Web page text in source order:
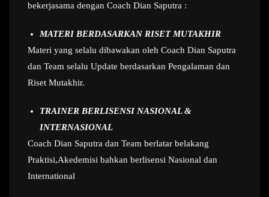
bekerjasama dengan Coach Dian Saputra :
MATERI BERDASARKAN RISET MUTAKHIR
Materi yang selalu dibawakan oleh Coach Dian Saputra
dan Team selalu Update berdasarkan Pengalaman dan
Riset Mutakhir.
TRAINER BERLISENSI NASIONAL &
INTERNASIONAL
Coach Dian Saputra dan Team berlatar belakang
Praktisi,Akedemisi bahkan berlisensi Nasional dan
International